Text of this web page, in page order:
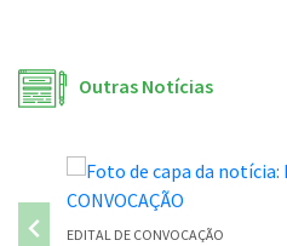
Outras Notícias
EDITAL DE CONVOCAÇÃO